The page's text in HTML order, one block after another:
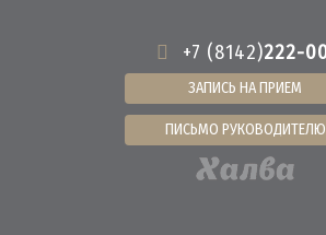
+7 (8142)222-
ЗАПИСЬ НА ПРИЕМ
ПИСЬМО РУКОВОДИТЕЛЮ